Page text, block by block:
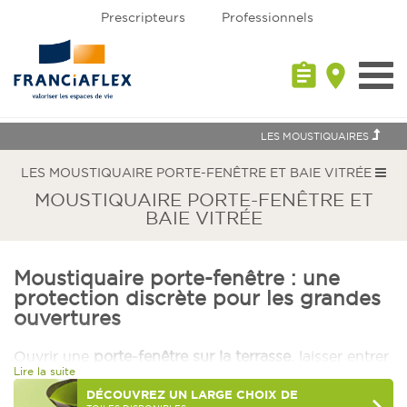
Prescripteurs Professionnels
assignment place
LES MOUSTIQUAIRES
LES MOUSTIQUAIRE PORTE-FENÊTRE ET BAIE VITRÉE
MOUSTIQUAIRE PORTE-FENÊTRE ET
BAIE VITRÉE
Moustiquaire porte-fenêtre : une
protection discrète pour les grandes
ouvertures
Ouvrir une porte-fenêtre sur la terrasse , laisser entrer
l’air en fin de journée, circuler entre la maison et le
jardin… Les accès vers l’extérieur participent
Lire la suite
DÉCOUVREZ UN LARGE CHOIX DE